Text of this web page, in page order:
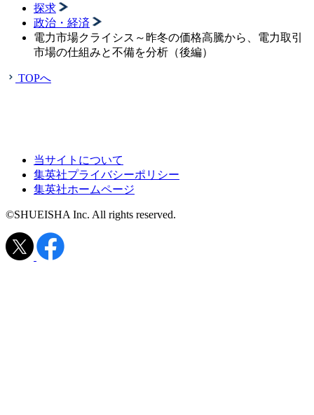
探求
政治・経済
電力市場クライシス～昨冬の価格高騰から、電力取引
市場の仕組みと不備を分析（後編）
TOPへ
当サイトについて
集英社プライバシーポリシー
集英社ホームページ
©SHUEISHA Inc. All rights reserved.